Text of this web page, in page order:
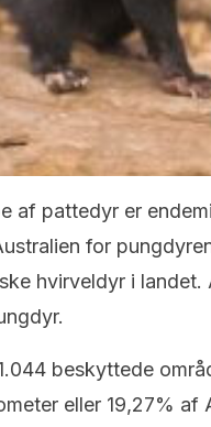
af pattedyr er
for
hvirveldyr i
beskyttede
eller 19,27% af